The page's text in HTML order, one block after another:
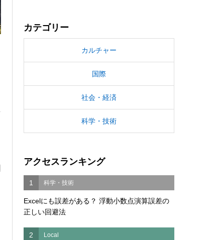
カテゴリー
カルチャー
国際
社会・経済
科学・技術
アクセスランキング
1 科学・技術
Excelにも誤差がある？ 浮動小数点演算誤差の
正しい回避法
2 Local